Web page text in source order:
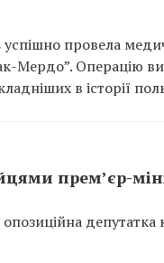
успішно провела
Мердо”. Операцію
в історії
прем’єр-